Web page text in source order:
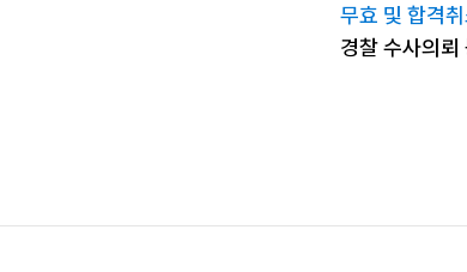
무효 및 합격취
경찰 수사의